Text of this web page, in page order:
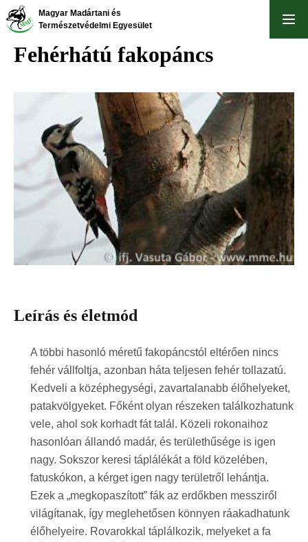
Ugrás
tartalomra
Magyar Madártani és
Természetvédelmi Egyesület
Fehérhátú fakopáncs
Leírás és életmód
A többi hasonló méretű fakopáncstól eltérően nincs
fehér vállfoltja, azonban háta teljesen fehér tollazatú.
Kedveli a középhegységi, zavartalanabb élőhelyeket,
patakvölgyeket. Főként olyan részeken találkozhatunk
vele, ahol sok korhadt fát talál. Közeli rokonaihoz
hasonlóan állandó madár, és területhűsége is igen
nagy. Sokszor keresi táplálékát a föld közelében,
fatuskókon, a kérget igen nagy területről lehántja.
Ezek a „megkopaszított” fák az erdőkben messziről
világítanak, így meglehetősen könnyen ráakadhatunk
élőhelyeire. Rovarokkal táplálkozik, melyeket a fa